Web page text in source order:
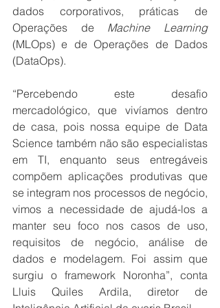
dados corporativos, práticas de
Operações de Machine Learning
(MLOps) e de Operações de Dados
(DataOps).
“Percebendo este desafio
mercadológico, que vivíamos dentro
de casa, pois nossa equipe de Data
Science também não são especialistas
em TI, enquanto seus entregáveis
compõem aplicações produtivas que
se integram nos processos de negócio,
vimos a necessidade de ajudá-los a
manter seu foco nos casos de uso,
requisitos de negócio, análise de
dados e modelagem. Foi assim que
surgiu o framework Noronha”, conta
Lluis Quiles Ardila, diretor de